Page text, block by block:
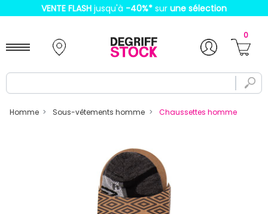
VENTE FLASH jusqu'à -40%* sur une sélection
0
Homme Sous-vêtements homme Chaussettes homme